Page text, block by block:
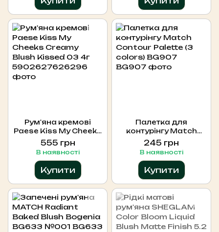
Рум'яна кремові
Paese Kiss My Cheeks
Creamy Blush Kissed
03 4г
555 грн
В наявності
Купити
Палетка для
контурінгу Match
Contour Palette (3
colors) BG907
245 грн
В наявності
Купити